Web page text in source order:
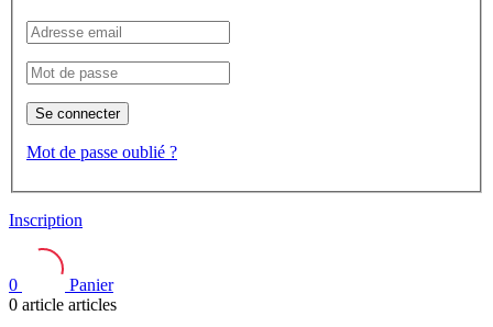
Se connecter
Mot de passe oublié ?
Inscription
0
Panier
0 article articles